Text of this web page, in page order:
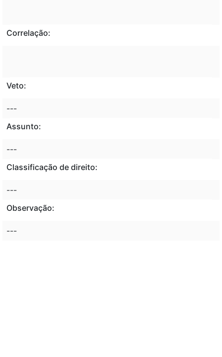
Correlação:
Veto:
---
Assunto:
---
Classificação de direito:
---
Observação:
---